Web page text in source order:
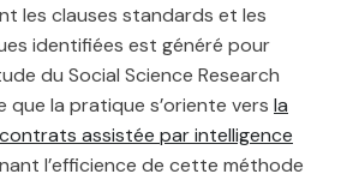
les clauses standards et les
identifiées est généré pour
du Social Science Research
que la pratique s’oriente vers la
assistée par intelligence
l’efficience de cette méthode